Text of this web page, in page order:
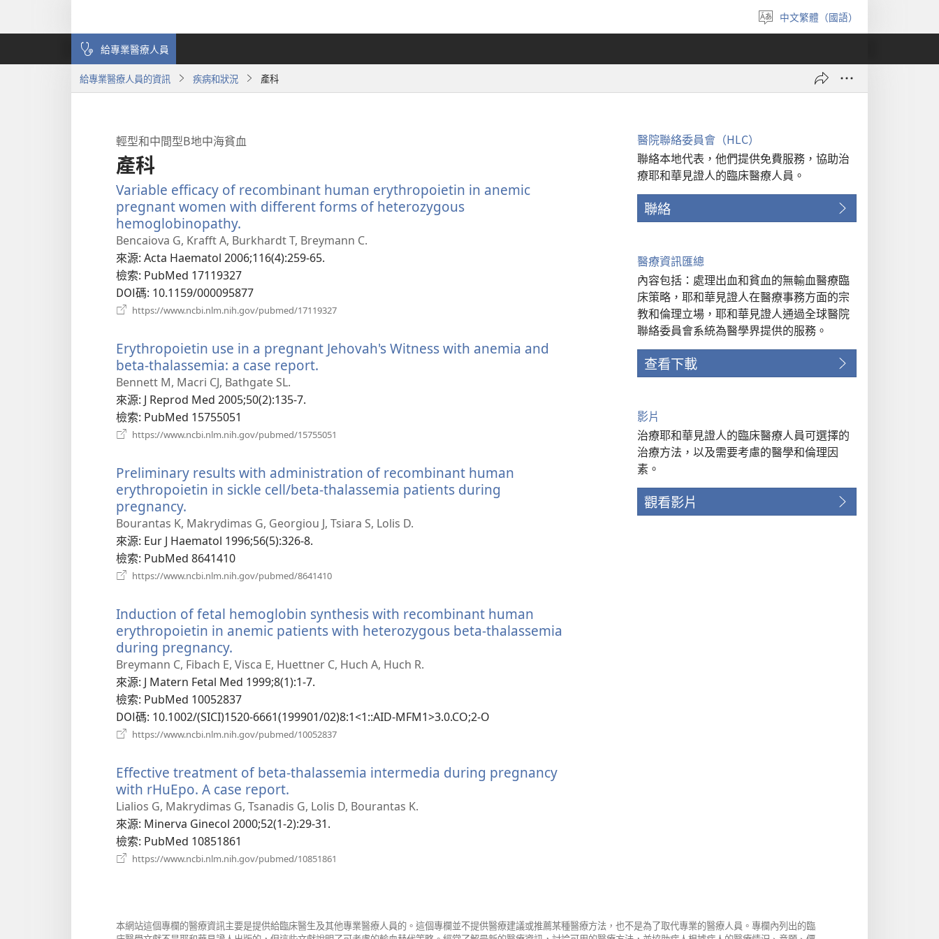
選
擇
言
中文繁體（國語）
給專業醫療人員
給專業醫療人員的資訊 疾病和狀況 產科
輕型和中間型Β地中海貧血
產科
Variable efficacy of recombinant human erythropoietin in anemic
pregnant women with different forms of heterozygous
hemoglobinopathy.
啟
新
視
窗）
Bencaiova G, Krafft A, Burkhardt T, Breymann C.
來源‎: Acta Haematol 2006;116(4):259-65.
檢索‎: PubMed 17119327
DOI碼‎: 10.1159/000095877
https://www.ncbi.nlm.nih.gov/pubmed/17119327
視
Erythropoietin use in a pregnant Jehovah's Witness with anemia and
beta-thalassemia: a case report.
窗）
Bennett M, Macri CJ, Bathgate SL.
來源‎: J Reprod Med 2005;50(2):135-7.
檢索‎: PubMed 15755051
https://www.ncbi.nlm.nih.gov/pubmed/15755051
視
窗）
Preliminary results with administration of recombinant human
erythropoietin in sickle cell/beta-thalassemia patients during
pregnancy.
啟
新
視
窗）
Bourantas K, Makrydimas G, Georgiou J, Tsiara S, Lolis D.
來源‎: Eur J Haematol 1996;56(5):326-8.
檢索‎: PubMed 8641410
https://www.ncbi.nlm.nih.gov/pubmed/8641410
視
窗）
Induction of fetal hemoglobin synthesis with recombinant human
erythropoietin in anemic patients with heterozygous beta-thalassemia
during pregnancy.
啟
新
視
窗）
Breymann C, Fibach E, Visca E, Huettner C, Huch A, Huch R.
來源‎: J Matern Fetal Med 1999;8(1):1-7.
檢索‎: PubMed 10052837
DOI碼‎: 10.1002/(SICI)1520-6661(199901/02)8:1<1::AID-MFM1>3.0.CO;2-O
https://www.ncbi.nlm.nih.gov/pubmed/10052837
視
Effective treatment of beta-thalassemia intermedia during pregnancy
with rHuEpo. A case report.
啟
新
窗）
Lialios G, Makrydimas G, Tsanadis G, Lolis D, Bourantas K.
來源‎: Minerva Ginecol 2000;52(1-2):29-31.
檢索‎: PubMed 10851861
https://www.ncbi.nlm.nih.gov/pubmed/10851861
醫院聯絡委員會（HLC）
聯絡本地代表，他們提供免費服務，協助治
療耶和華見證人的臨床醫療人員。
聯絡
醫療資訊匯總
內容包括：處理出血和貧血的無輸血醫療臨
床策略，耶和華見證人在醫療事務方面的宗
教和倫理立場，耶和華見證人通過全球醫院
聯絡委員會系統為醫學界提供的服務。
查看下載
影片
治療耶和華見證人的臨床醫療人員可選擇的
治療方法，以及需要考慮的醫學和倫理因
素。
觀看影片
本網站這個專欄的醫療資訊主要是提供給臨床醫生及其他專業醫療人員的。這個專欄並不提供醫療建議或推薦某種醫療方法，也不是為了取代專業的醫療人員。專欄內列出的臨